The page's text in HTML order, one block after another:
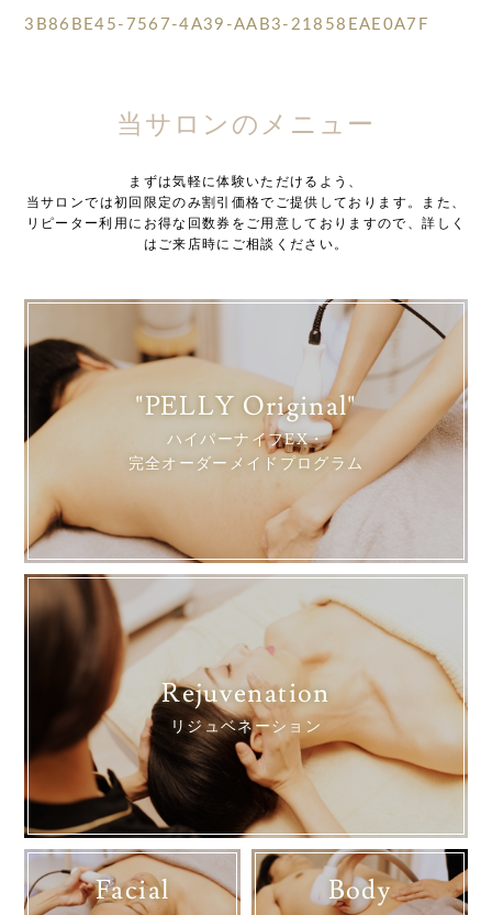
3B86BE45-7567-4A39-AAB3-21858EAE0A7F
当サロンのメニュー
まずは気軽に体験いただけるよう、
当サロンでは初回限定のみ割引価格でご提供しております。また、
リピーター利用にお得な回数券をご用意しておりますので、詳しく
はご来店時にご相談ください。
"PELLY Original"
ハイパーナイフEX・
完全オーダーメイドプログラム
Rejuvenation
リジュベネーション
Facial Body